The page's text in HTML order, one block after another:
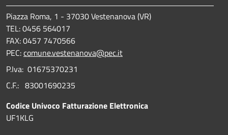
Piazza Roma, 1 - 37030 Vestenanova (VR)
TEL: 0456 564017
FAX: 0457 7470566
PEC:comune.vestenanova@pec.it
P.Iva: 01675370231
C.F.: 83001690235
Codice Univoco Fatturazione Elettronica
UF1KLG